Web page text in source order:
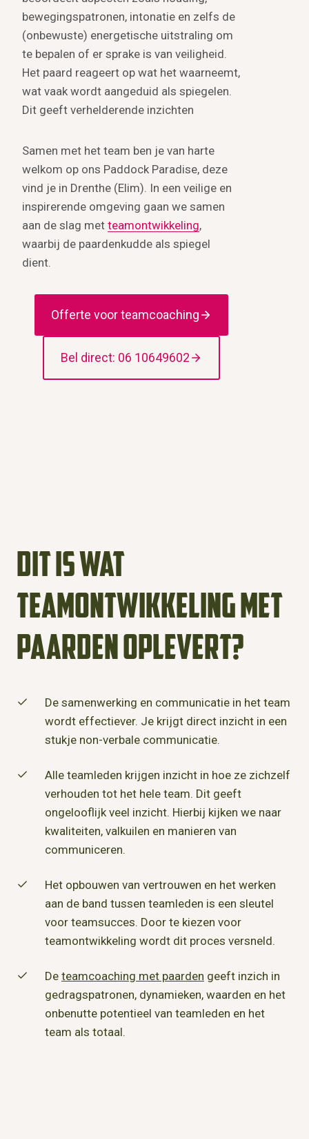
bewegingspatronen, intonatie en zelfs de
(onbewuste) energetische uitstraling om
te bepalen of er sprake is van veiligheid.
Het paard reageert op wat het waarneemt,
wat vaak wordt aangeduid als spiegelen.
Dit geeft verhelderende inzichten
Samen met het team ben je van harte
welkom op ons Paddock Paradise, deze
vind je in Drenthe (Elim). In een veilige en
inspirerende omgeving gaan we samen
aan de slag met teamontwikkeling,
waarbij de paardenkudde als spiegel
dient.
Offerte voor teamcoaching
Bel direct: 06 10649602
Dit is wat
teamontwikkeling met
paarden oplevert?
De samenwerking en communicatie in het team
wordt effectiever. Je krijgt direct inzicht in een
stukje non-verbale communicatie.
Alle teamleden krijgen inzicht in hoe ze zichzelf
verhouden tot het hele team. Dit geeft
ongelooflijk veel inzicht. Hierbij kijken we naar
kwaliteiten, valkuilen en manieren van
communiceren.
Het opbouwen van vertrouwen en het werken
aan de band tussen teamleden is een sleutel
voor teamsucces. Door te kiezen voor
teamontwikkeling wordt dit proces versneld.
De teamcoaching met paarden geeft inzich in
gedragspatronen, dynamieken, waarden en het
onbenutte potentieel van teamleden en het
team als totaal.